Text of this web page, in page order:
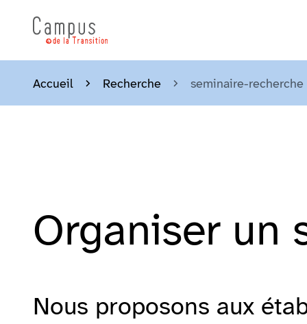
Accueil Recherche seminaire-recherche
Organiser un
Nous proposons aux